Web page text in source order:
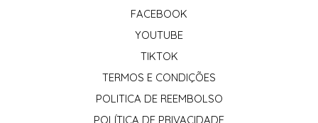
FACEBOOK
YOUTUBE
TIKTOK
TERMOS E CONDIÇÕES
POLITICA DE REEMBOLSO
POLÍTICA DE PRIVACIDADE